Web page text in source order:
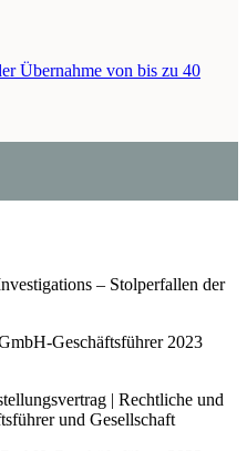
Übernahme von bis zu 40
– Stolperfallen der
Geschäftsführer 2023
| Rechtliche und
und Gesellschaft